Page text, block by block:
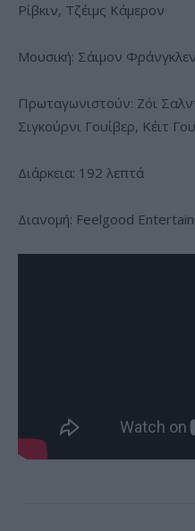
Ρίβκιν, Τζέιμς Κάμερον
Μουσική: Σάιμον Φράνγκλεν
Πρωταγωνιστούν: Ζόι
Σιγκούρνι Γουίβερ, Κέιτ
Διάρκεια: 192 λεπτά
Διανομή: Feelgood